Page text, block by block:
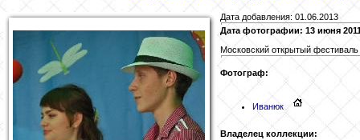
Дата добавления: 01.06.2013
Дата фотографии: 13 июня
Московский открытый
Фотограф:
Иванюк
Владелец коллекции: